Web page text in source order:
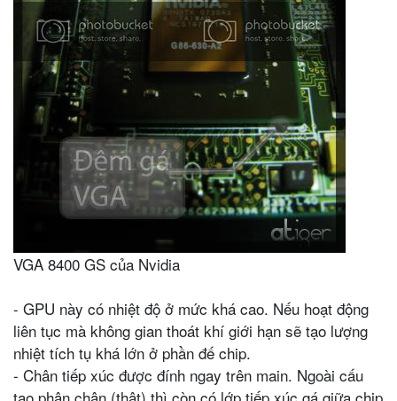
VGA 8400 GS của Nvidia
- GPU này có nhiệt độ ở mức khá cao. Nếu hoạt động
liên tục mà không gian thoát khí giới hạn sẽ tạo lượng
nhiệt tích tụ khá lớn ở phần đế chip.
- Chân tiếp xúc được đính ngay trên main. Ngoài cấu